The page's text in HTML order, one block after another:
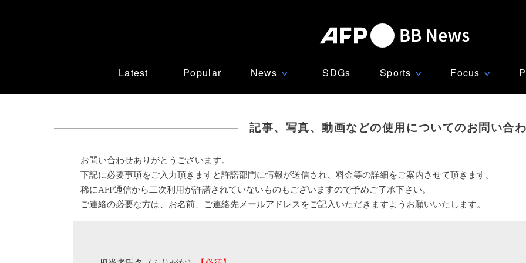
Latest Popular News ∨ SDGs Sports ∨ Focus ∨
記事、写真、動画などの使用についてのお問い合
お問い合わせありがとうございます。
下記に必要事項をご入力頂きますと許諾部門に情報が送信され、料金等の詳細をご案内させて頂きます。
稀にAFP通信から二次利用が許諾されていないものもございますので予めご了承下さい。
ご連絡の必要な方は、お名前、ご連絡先メールアドレスをご記入いただきますようお願いいたします。